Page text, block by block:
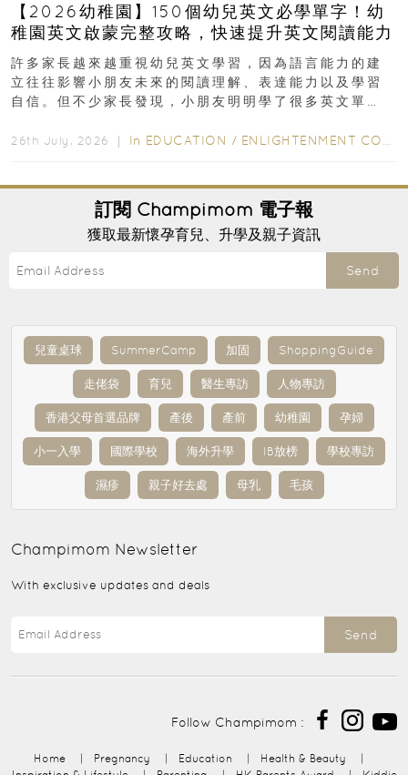
【2026幼稚園】150個幼兒英文必學單字！幼
稚園英文啟蒙完整攻略，快速提升英文閱讀能力
許多家長越來越重視幼兒英文學習，因為語言能力的建
立往往影響小朋友未來的閱讀理解、表達能力以及學習
自信。但不少家長發現，小朋友明明學了很多英文單
26th July, 2026 ｜ In EDUCATION / ENLIGHTENMENT CORNER
訂閱 Champimom 電子報
獲取最新懷孕育兒、升學及親子資訊
Send
兒童桌球 SummerCamp 加固 ShoppingGuide
走佬袋 育兒 醫生專訪 人物專訪
香港父母首選品牌 產後 產前 幼稚園 孕婦
小一入學 國際學校 海外升學 IB放榜 學校專訪
濕疹 親子好去處 母乳 毛孩
Champimom Newsletter
With exclusive updates and deals
Send
Follow Champimom :
Home | Pregnancy | Education | Health & Beauty
|